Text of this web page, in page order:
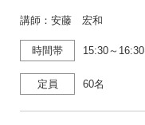
講師：安藤 宏和
時間帯 15:30～16:30
定員 60名